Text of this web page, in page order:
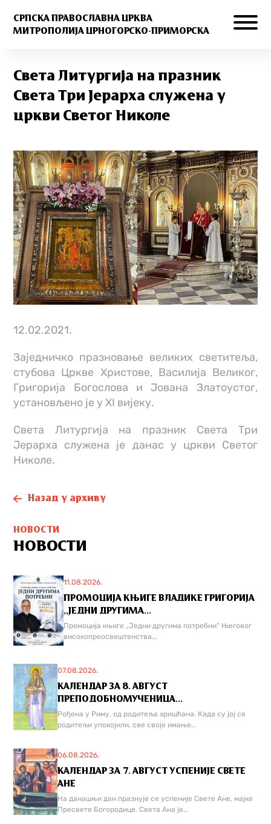
СРПСКА ПРАВОСЛАВНА ЦРКВА
МИТРОПОЛИЈА ЦРНОГОРСКО-ПРИМОРСКА
Света Литургија на празник
Света Три Јерарха служена у
цркви Светог Николе
12.02.2021.
Заједничко празновање великих светитеља,
стубова Цркве Христове, Василија Великог,
Григорија Богослова и Јована Златоустог,
установљено је у XI вијеку.
Света Литургија на празник Света Три
Јерарха служена је данас у цркви Светог
Николе.
Назад у архиву
НОВОСТИ
НОВОСТИ
11.08.2026.
ПРОМОЦИЈА КЊИГЕ ВЛАДИКЕ ГРИГОРИЈА
,,ЈЕДНИ ДРУГИМА...
Промоција књиге „Једни другима потребни“ Његовог
високопреосвештенства...
07.08.2026.
КАЛЕНДАР ЗА 8. АВГУСТ
ПРЕПОДОБНОМУЧЕНИЦА...
Рођена у Риму, од родитеља хришћана. Када су јој се
родитељи упокојили, све своје имање...
06.08.2026.
КАЛЕНДАР ЗА 7. АВГУСТ УСПЕНИЈЕ СВЕТЕ
АНЕ
На данашњи дан празнује се успеније Свете Ане, мајке
Пресвете Богородице. Света Ана је...